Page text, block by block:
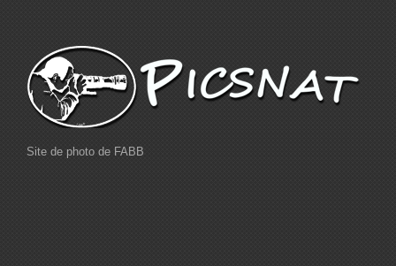
Site de photo de FABB